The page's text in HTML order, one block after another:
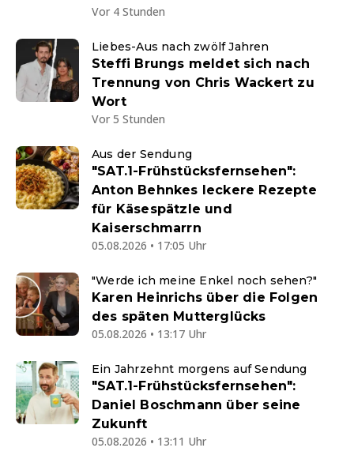
Vor 4 Stunden
Liebes-Aus nach zwölf Jahren
Steffi Brungs meldet sich nach
Trennung von Chris Wackert zu
Wort
Vor 5 Stunden
Aus der Sendung
"SAT.1-Frühstücksfernsehen":
Anton Behnkes leckere Rezepte
für Käsespätzle und
Kaiserschmarrn
05.08.2026 • 17:05 Uhr
"Werde ich meine Enkel noch sehen?"
Karen Heinrichs über die Folgen
des späten Mutterglücks
05.08.2026 • 13:17 Uhr
Ein Jahrzehnt morgens auf Sendung
"SAT.1-Frühstücksfernsehen":
Daniel Boschmann über seine
Zukunft
05.08.2026 • 13:11 Uhr